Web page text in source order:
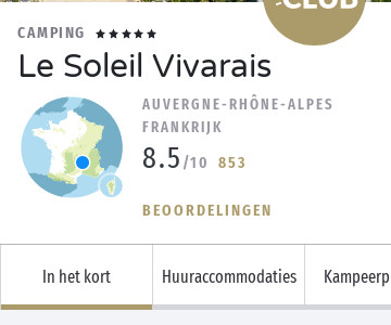
CAMPING
Le Soleil Vivarais
AUVERGNE-RHÔNE-ALPES
FRANKRIJK
8.5 /10 853
BEOORDELINGEN
In het kort Huuraccommodaties